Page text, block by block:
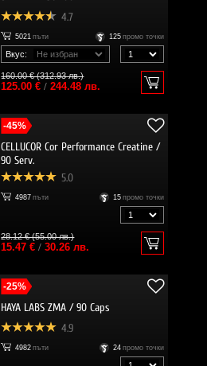
4.7
5021 пъти 125 промо точки
Вкус:
160.00 € (312.93 лв.)
125.00 €/ 244.48 лв.
-45%
CELLUCOR Cor Performance Creatine /
90 Serv.
5.0
4987 пъти 15 промо точки
28.12 € (55.00 лв.)
15.47 €/ 30.26 лв.
-25%
HAYA LABS ZMA / 90 Caps
4.9
4982 пъти 24 промо точки